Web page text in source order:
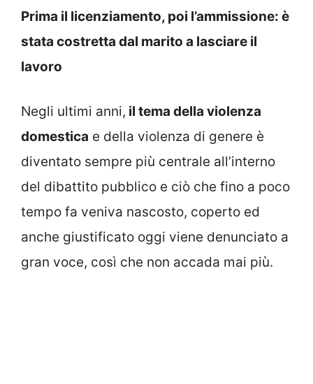
Prima il licenziamento, poi l’ammissione: è
stata costretta dal marito a lasciare il
lavoro
Negli ultimi anni, il tema della violenza
domestica e della violenza di genere è
diventato sempre più centrale all’interno
del dibattito pubblico e ciò che fino a poco
tempo fa veniva nascosto, coperto ed
anche giustificato oggi viene denunciato a
gran voce, così che non accada mai più.